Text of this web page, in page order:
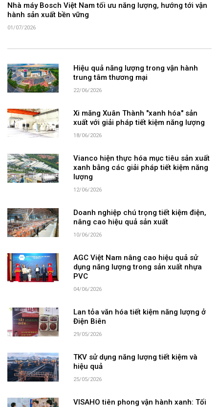
Nhà máy Bosch Việt Nam tối ưu năng lượng, hướng tới vận
hành sản xuất bền vững
01/07/2026
Hiệu quả năng lượng trong vận hành
trung tâm thương mại
22/06/2026
Xi măng Xuân Thành "xanh hóa" sản
xuất với giải pháp tiết kiệm năng lượng
18/06/2026
Vianco hiện thực hóa mục tiêu sản xuất
xanh bằng các giải pháp tiết kiệm năng
lượng
12/06/2026
Doanh nghiệp chú trọng tiết kiệm điện,
nâng cao hiệu quả sản xuất
10/06/2026
AGC Việt Nam nâng cao hiệu quả sử
dụng năng lượng trong sản xuất nhựa
PVC
04/06/2026
Lan tỏa văn hóa tiết kiệm năng lượng ở
Điện Biên
29/05/2026
TKV sử dụng năng lượng tiết kiệm và
hiệu quả
25/05/2026
VISAHO tiên phong vận hành xanh: Tối